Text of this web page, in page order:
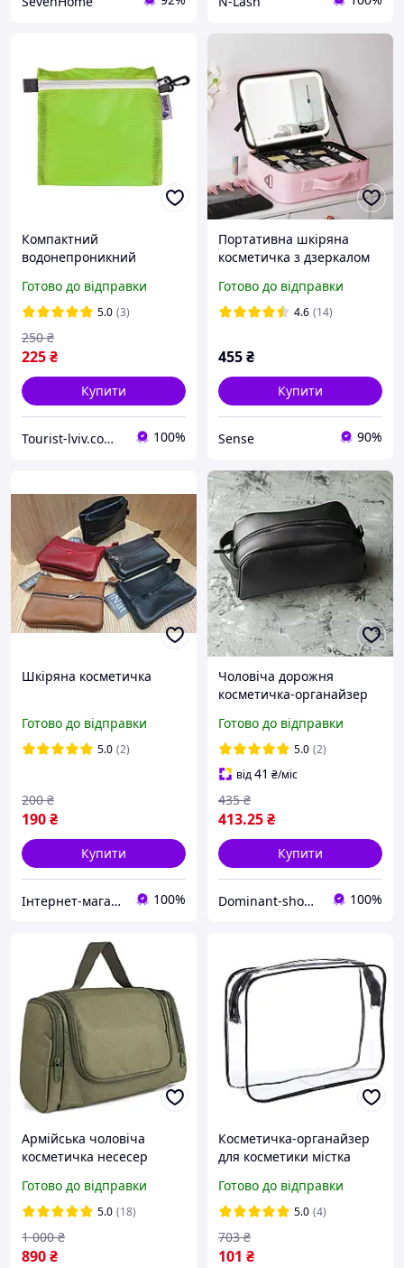
Компактний
водонепроникний
19 см дорожній мішок
сумка чохол для
туристичних речей
Зелений
Готово до відправки
5.0 (3)
225₴
250 ₴
Купити
Tourist-lviv.com.ua 100%
Портативна шкіряна
косметичка з дзеркалом
26x23x11 см PINK SN27
Готово до відправки
4.6 (14)
455₴
Купити
Sense 90%
Шкіряна косметичка
Готово до відправки
5.0 (2)
190₴
200 ₴
Купити
Інтернет-магазин "Allana" 100%
Чоловіча дорожня
косметичка-органайзер
несесер для подорожей
Готово до відправки
5.0 (2)
від41 ₴/міс
413.25₴
435 ₴
Купити
Dominant-shop.com.ua 100%
Армійська чоловіча
косметичка несесер
Готово до відправки
5.0 (18)
890₴
1 000 ₴
Косметичка-органайзер
для косметики містка
водонепроникна на
блискавці 24х18х6см
Готово до відправки
5.0 (4)
101 ₴
703 ₴